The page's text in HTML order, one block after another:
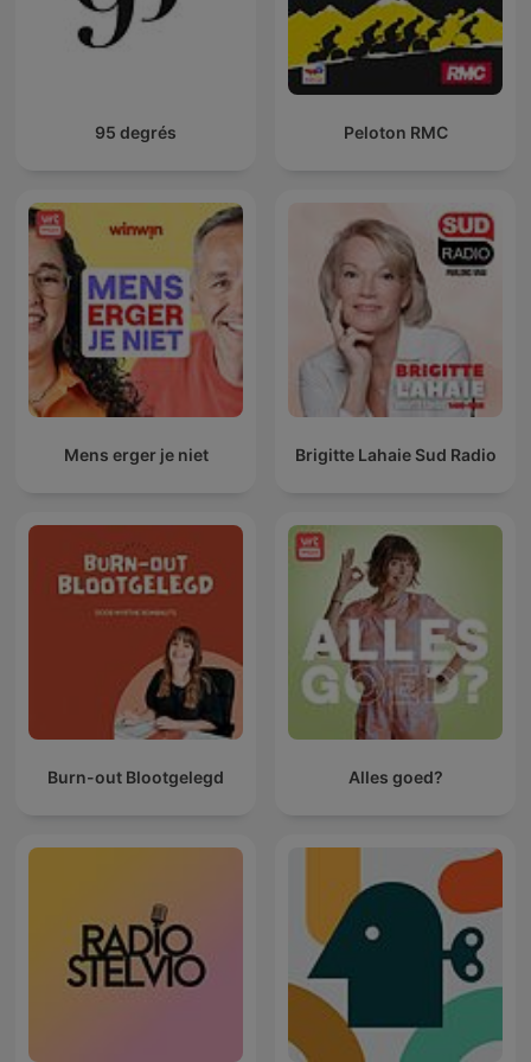
estuvo ahí, esperando tu regreso. La música relajante te
sostiene sin pedir nada a cambio, el maratón interno pierde
fuerza, y el sueño se acomoda en ti con una honestidad casi
tierna. El espacio se vuelve tan inmersivo que el tiempo deja de
un pulso que acompasa tu nombre. Al final, Descanso Con
este viaje donde una tormenta eléctrica puede ser memoria, el
ASMR puede ser compañía, la concentración puede ser hogar,
la tienda de campaña puede ser refugio, y el bienestar puede
ser destino. Que siempre habrá un bosque esperándote, una
música relajante sosteniéndote, un maratón que ya no
necesitas correr, un sueño que se acerca sin prisa, un lugar
inmersivo donde un bucle de lluvia te devuelve al centro. Por
eso, cada vez que vuelves a Descanso Con Lluvia, vuelves
también a la parte más honesta de tu historia. Y cada vez que
vuelves, vuelves a ti.
95 degrés Peloton RMC
Mens erger je niet Brigitte Lahaie Sud Radio
Burn-out Blootgelegd Alles goed?